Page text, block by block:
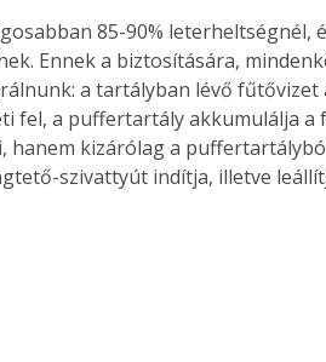
Ennek a biztosítására,
a tartályban lévő fűtővizet
fel, a puffertartály akkumulálja a
hanem kizárólag a
szivattyút indítja, illetve